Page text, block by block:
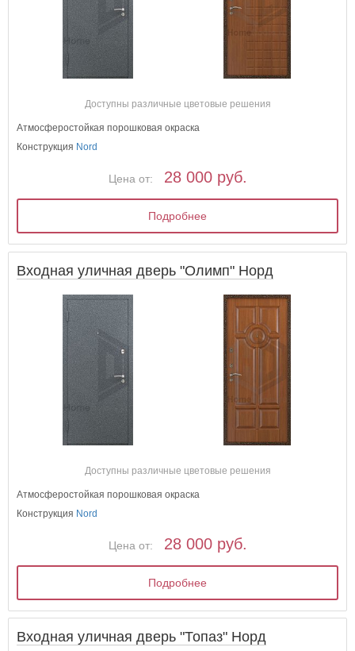
Доступны различные цветовые решения
Атмосферостойкая порошковая окраска
Конструкция Nord
Цена от: 28 000 руб.
Подробнее
Входная уличная дверь "Олимп" Норд
Доступны различные цветовые решения
Атмосферостойкая порошковая окраска
Конструкция Nord
Цена от: 28 000 руб.
Подробнее
Входная уличная дверь "Топаз" Норд